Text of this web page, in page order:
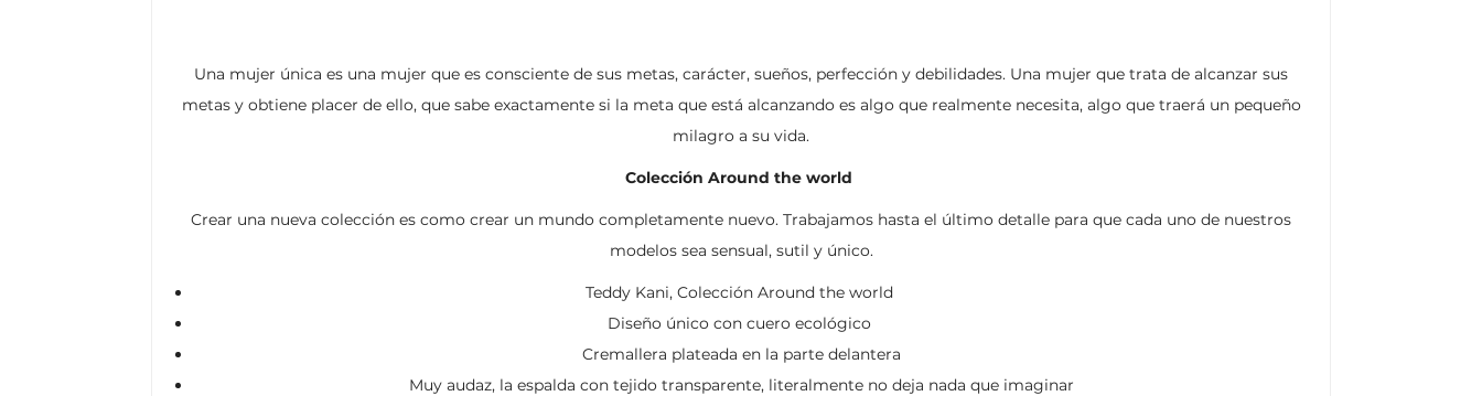
Una mujer única es una mujer que es consciente de sus metas, carácter, sueños, perfección y debilidades. Una mujer que trata de alcanzar sus
metas y obtiene placer de ello, que sabe exactamente si la meta que está alcanzando es algo que realmente necesita, algo que traerá un pequeño
milagro a su vida.
Colección Around the world
Crear una nueva colección es como crear un mundo completamente nuevo. Trabajamos hasta el último detalle para que cada uno de nuestros
modelos sea sensual, sutil y único.
Teddy Kani, Colección Around the world
Diseño único con cuero ecológico
Cremallera plateada en la parte delantera
Muy audaz, la espalda con tejido transparente, literalmente no deja nada que imaginar